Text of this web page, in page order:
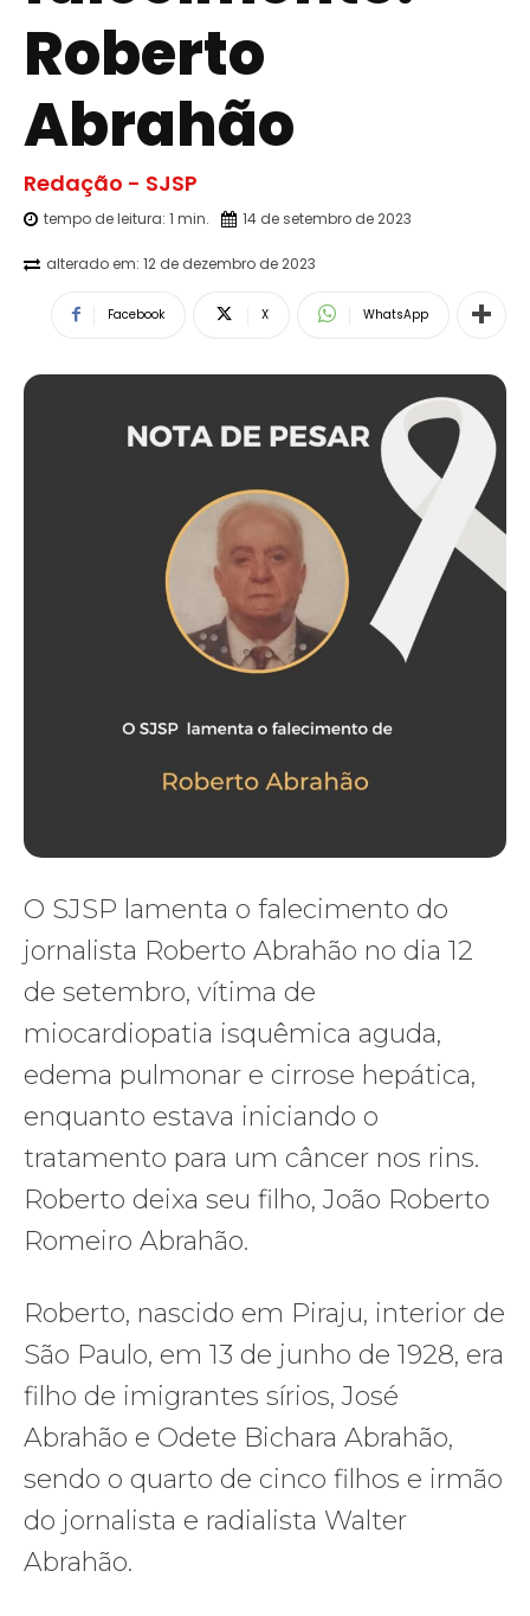
Roberto
Abrahão
Redação - SJSP
tempo de leitura: 1 min. 14 de setembro de 2023
alterado em: 12 de dezembro de 2023
Facebook X WhatsApp
O SJSP lamenta o falecimento do
jornalista Roberto Abrahão no dia 12
de setembro, vítima de
miocardiopatia isquêmica aguda,
edema pulmonar e cirrose hepática,
enquanto estava iniciando o
tratamento para um câncer nos rins.
Roberto deixa seu filho, João Roberto
Romeiro Abrahão.
Roberto, nascido em Piraju, interior de
São Paulo, em 13 de junho de 1928, era
filho de imigrantes sírios, José
Abrahão e Odete Bichara Abrahão,
sendo o quarto de cinco filhos e irmão
do jornalista e radialista Walter
Abrahão.